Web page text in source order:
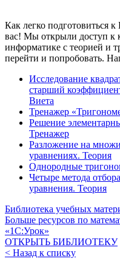
Как легко подготовиться
вас! Мы открыли доступ к
информатике с теорией и
перейти и попробовать.
Исследование
старший
Виета
Тренажер
Решение
Тренажер
Разложение на
уравнениях. Теория
Однородные
Четыре метода
уравнения. Теория
Библиотека учебных
Больше ресурсов по
«1С:Урок»
ОТКРЫТЬ БИБЛИОТЕКУ
< Назад к списку